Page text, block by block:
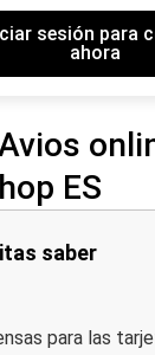
sesión para
ahora
ES
saber
para las